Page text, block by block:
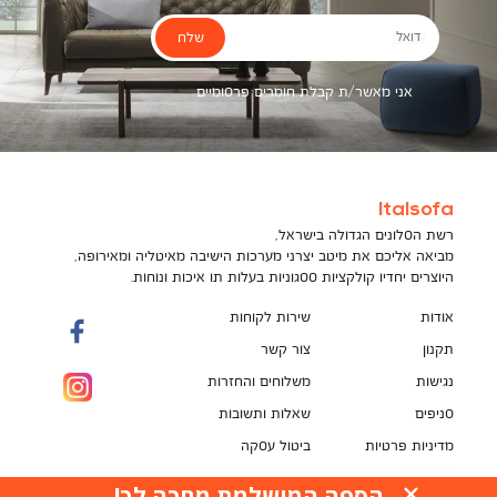
דואל
אני מאשר/ת קבלת חומרים פרסומיים
שלח
Italsofa
רשת הסלונים הגדולה בישראל,
מביאה אליכם את מיטב יצרני מערכות הישיבה מאיטליה ומאירופה,
היוצרים יחדיו קולקציות ססגוניות בעלות תו איכות ונוחות.
אודות
תקנון
נגישות
סניפים
מדיניות פרטיות
שירות לקוחות
צור קשר
משלוחים והחזרות
שאלות ותשובות
ביטול עסקה
תקנון מועדון לקוחות